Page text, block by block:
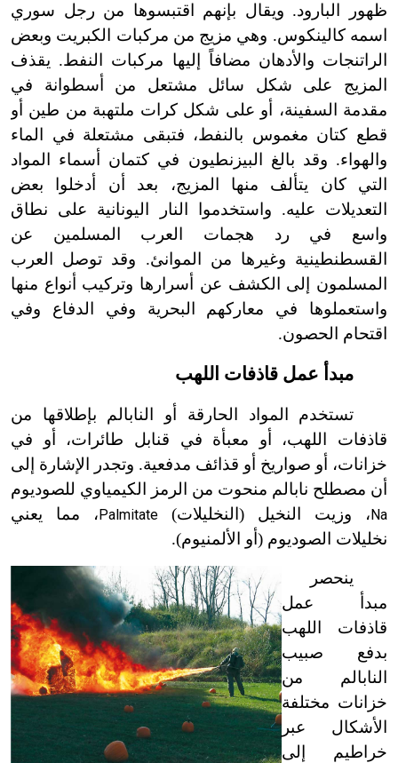
ظهور البارود. ويقال بإنهم اقتبسوها من رجل سوري
اسمه كالينكوس. وهي مزيج من مركبات الكبريت وبعض
الراتنجات والأدهان مضافاً إليها مركبات النفط. يقذف
المزيج على شكل سائل مشتعل من أسطوانة في
مقدمة السفينة، أو على شكل كرات ملتهبة من طين أو
قطع كتان مغموس بالنفط، فتبقى مشتعلة في الماء
والهواء. وقد بالغ البيزنطيون في كتمان أسماء المواد
التي كان يتألف منها المزيج، بعد أن أدخلوا بعض
التعديلات عليه. واستخدموا النار اليونانية على نطاق
واسع في رد هجمات العرب المسلمين عن
القسطنطينية وغيرها من الموانئ. وقد توصل العرب
المسلمون إلى الكشف عن أسرارها وتركيب أنواع منها
واستعملوها في معاركهم البحرية وفي الدفاع وفي
اقتحام الحصون.
مبدأ عمل قاذفات اللهب
تستخدم المواد الحارقة أو النابالم بإطلاقها من
قاذفات اللهب، أو معبأة في قنابل طائرات، أو في
خزانات، أو صواريخ أو قذائف مدفعية. وتجدر الإشارة إلى
أن مصطلح نابالم منحوت من الرمز الكيمياوي للصوديوم
Na ، وزيت النخيل (النخليلات) Palmitate ، مما يعني
نخليلات الصوديوم (أو الألمنيوم).
ينحصر
مبدأ عمل
قاذفات اللهب
بدفع صبيب
النابالم من
خزانات مختلفة
الأشكال عبر
خراطيم إلى